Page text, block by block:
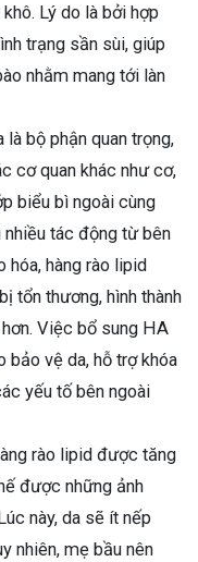
Lý do là bởi hợp
trạng sần sùi, giúp
nhằm mang tới làn
là bộ phận quan trọng,
cơ quan khác như cơ,
biểu bì ngoài cùng
tác động từ bên
hóa, hàng rào lipid
tổn thương, hình thành
Việc bổ sung HA
bảo vệ da, hỗ trợ khóa
yếu tố bên ngoài
rào lipid được tăng
được những ảnh
này, da sẽ ít nếp
nhiên, mẹ bầu nên